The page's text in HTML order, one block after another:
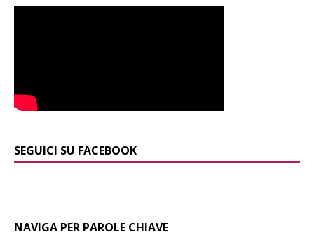
SEGUICI SU FACEBOOK
NAVIGA PER PAROLE CHIAVE